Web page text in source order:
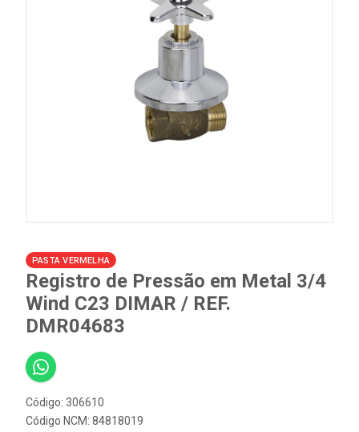
PASTA VERMELHA
Registro de Pressão em Metal 3/4
Wind C23 DIMAR / REF.
DMR04683
Código: 306610
Código NCM: 84818019